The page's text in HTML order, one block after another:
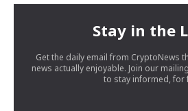
Stay in the
Get the daily email from CryptoNews
news actually enjoyable. Join our
to stay informed, for